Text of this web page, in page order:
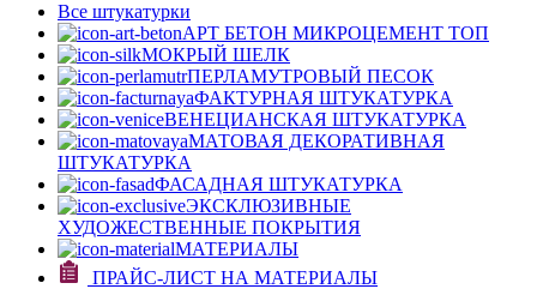
Все штукатурки
АРТ БЕТОН МИКРОЦЕМЕНТ ТОП
МОКРЫЙ ШЕЛК
ПЕРЛАМУТРОВЫЙ ПЕСОК
ФАКТУРНАЯ ШТУКАТУРКА
ВЕНЕЦИАНСКАЯ ШТУКАТУРКА
МАТОВАЯ ДЕКОРАТИВНАЯ
ШТУКАТУРКА
ФАСАДНАЯ ШТУКАТУРКА
ЭКСКЛЮЗИВНЫЕ
ХУДОЖЕСТВЕННЫЕ ПОКРЫТИЯ
МАТЕРИАЛЫ
ПРАЙС-ЛИСТ НА МАТЕРИАЛЫ